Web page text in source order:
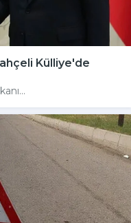
Külliye'de